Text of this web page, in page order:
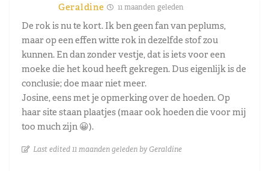
Geraldine 11 maanden geleden
De rok is nu te kort. Ik ben geen fan van peplums,
maar op een effen witte rok in dezelfde stof zou
kunnen. En dan zonder vestje, dat is iets voor een
moeke die het koud heeft gekregen. Dus eigenlijk is de
conclusie; doe maar niet meer.
Josine, eens met je opmerking over de hoeden. Op
haar site staan plaatjes (maar ook hoeden die voor mij
too much zijn 😀).
Last edited 11 maanden geleden by Geraldine